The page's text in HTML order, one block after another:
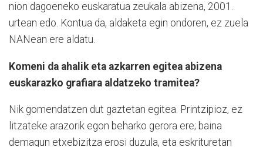
nion dagoeneko euskaratua zeukala abizena, 2001.
urtean edo. Kontua da, aldaketa egin ondoren, ez zuela
NANean ere aldatu.
Komeni da ahalik eta azkarren egitea abizena
euskarazko grafiara aldatzeko tramitea?
Nik gomendatzen dut gaztetan egitea. Printzipioz, ez
litzateke arazorik egon beharko gerora ere; baina
demagun etxebizitza erosi duzula, eta eskrituretan